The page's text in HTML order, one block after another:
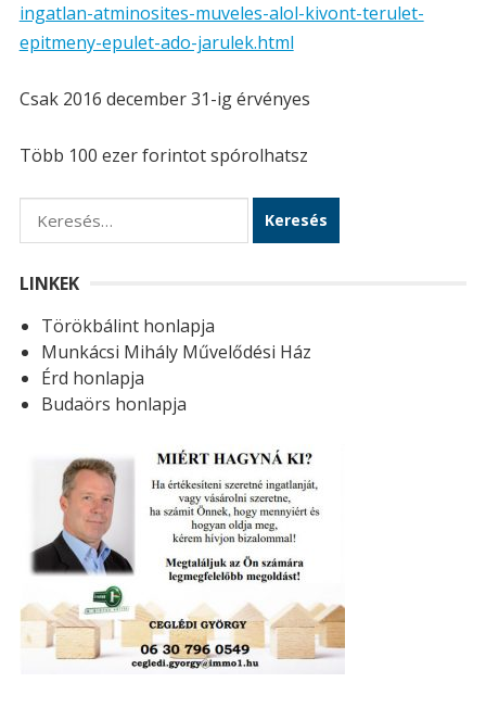
ingatlan-atminosites-muveles-alol-kivont-terulet-
epitmeny-epulet-ado-jarulek.html
Csak 2016 december 31-ig érvényes
Több 100 ezer forintot spórolhatsz
e
s
é
s
LINKEK
Törökbálint honlapja
Munkácsi Mihály Művelődési Ház
Érd honlapja
Budaörs honlapja